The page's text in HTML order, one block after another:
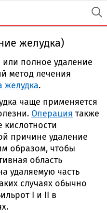
желудка)
или полное удаление
метод лечения
желудка.
чаще применяется
Операция также
причине удаление
образом, чтобы
область
удаляемую часть
случаях обычно
I и II в